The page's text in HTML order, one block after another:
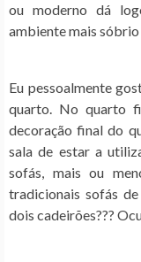
ou moderno dá
ambiente mais
Eu pessoalmente
quarto. No quarto
decoração final do
sala de estar a
sofás, mais ou
tradicionais sofás
dois cadeirões???